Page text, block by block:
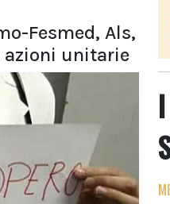
Fesmed, Als,
azioni unitarie